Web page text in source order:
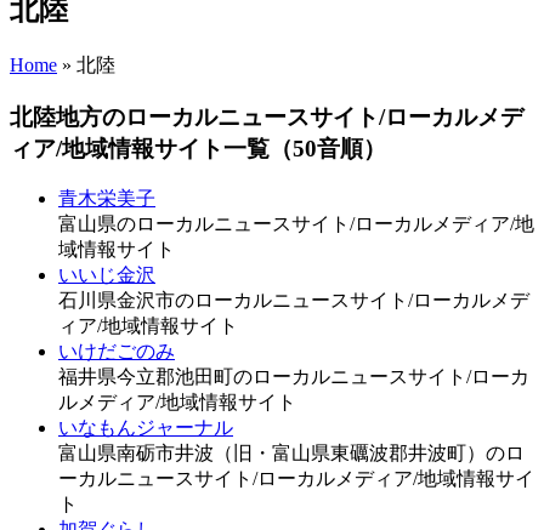
北陸
Home » 北陸
北陸地方のローカルニュースサイト/ローカルメデ
ィア/地域情報サイト一覧（50音順）
青木栄美子
富山県のローカルニュースサイト/ローカルメディア/地
域情報サイト
いいじ金沢
石川県金沢市のローカルニュースサイト/ローカルメデ
ィア/地域情報サイト
いけだごのみ
福井県今立郡池田町のローカルニュースサイト/ローカ
ルメディア/地域情報サイト
いなもんジャーナル
富山県南砺市井波（旧・富山県東礪波郡井波町）のロ
ーカルニュースサイト/ローカルメディア/地域情報サイ
ト